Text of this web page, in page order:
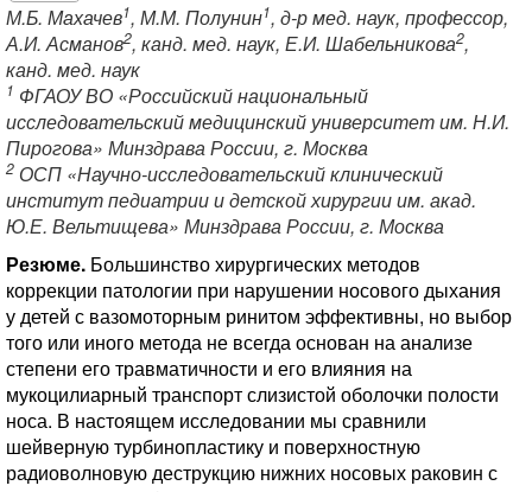
М.Б. Махачев1, М.М. Полунин1, д-р мед. наук, профессор,
А.И. Асманов2, канд. мед. наук, Е.И. Шабельникова2,
канд. мед. наук
1 ФГАОУ ВО «Российский национальный
исследовательский медицинский университет им. Н.И.
Пирогова» Минздрава России, г. Москва
2 ОСП «Научно-исследовательский клинический
институт педиатрии и детской хирургии им. акад.
Ю.Е. Вельтищева» Минздрава России, г. Москва
Резюме. Большинство хирургических методов
коррекции патологии при нарушении носового дыхания
у детей с вазомоторным ринитом эффективны, но выбор
того или иного метода не всегда основан на анализе
степени его травматичности и его влияния на
мукоцилиарный транспорт слизистой оболочки полости
носа. В настоящем исследовании мы сравнили
шейверную турбинопластику и поверхностную
радиоволновую деструкцию нижних носовых раковин с